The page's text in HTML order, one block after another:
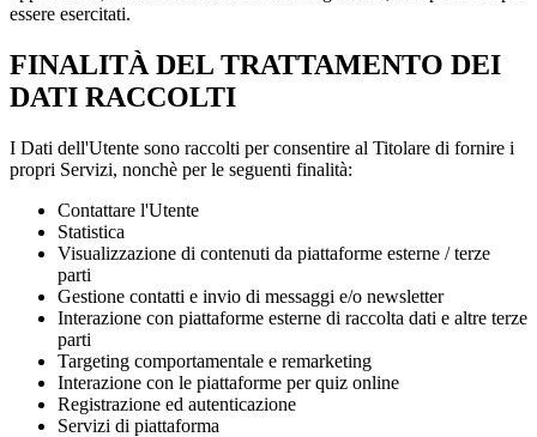
essere esercitati.
FINALITÀ DEL TRATTAMENTO DEI
DATI RACCOLTI
I Dati dell'Utente sono raccolti per consentire al Titolare di fornire i
propri Servizi, nonchè per le seguenti finalità:
Contattare l'Utente
Statistica
Visualizzazione di contenuti da piattaforme esterne / terze
parti
Gestione contatti e invio di messaggi e/o newsletter
Interazione con piattaforme esterne di raccolta dati e altre terze
parti
Targeting comportamentale e remarketing
Interazione con le piattaforme per quiz online
Registrazione ed autenticazione
Servizi di piattaforma